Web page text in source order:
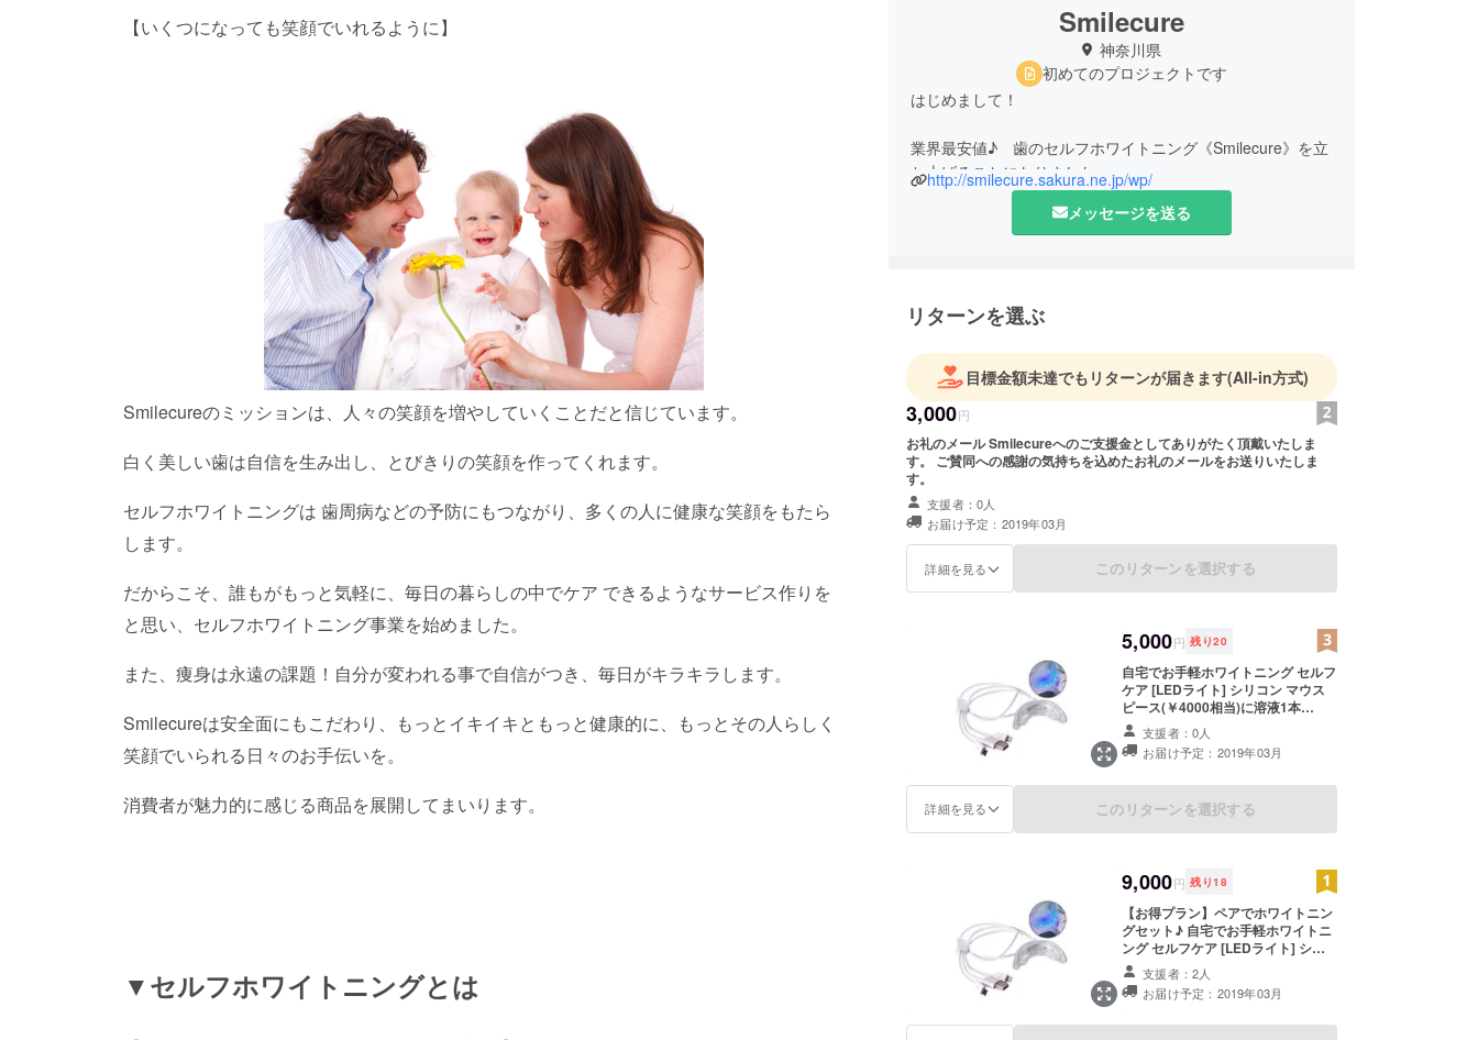
【いくつになっても笑顔でいれるように】
Smilecureのミッションは、人々の笑顔を増やしていくことだと信じています。
白く美しい歯は自信を生み出し、とびきりの笑顔を作ってくれます。
セルフホワイトニングは 歯周病などの予防にもつながり、多くの人に健康な笑顔をもたら
します。
だからこそ、誰もがもっと気軽に、毎日の暮らしの中でケア できるようなサービス作りを
と思い、セルフホワイトニング事業を始めました。
また、痩身は永遠の課題！自分が変われる事で自信がつき、毎日がキラキラします。
Smilecureは安全面にもこだわり、もっとイキイキともっと健康的に、もっとその人らしく
笑顔でいられる日々のお手伝いを。
消費者が魅力的に感じる商品を展開してまいります。
▼セルフホワイトニングとは
Smilecure
神奈川県
初めてのプロジェクトです
はじめまして！
業界最安値♪ 歯のセルフホワイトニング《Smilecure》を立
ち上げることになりました。
以前はネイルサロン経営側におりましたが、これからはサロ
らっしゃるお客様にも安く色々な美容の施術をご提供してい
収益に苦しんでいるサロン業界の方たちの助けになれれば嬉
しいです。
http://smilecure.sakura.ne.jp/wp/
メッセージを送る
リターンを選ぶ
目標金額未達でもリターンが届きます(All-in方式)
3,000円
お礼のメール Smilecureへのご支援金としてありがたく頂戴いたしま
す。 ご賛同への感謝の気持ちを込めたお礼のメールをお送りいたしま
す。
支援者：0人
お届け予定：2019年03月
詳細を見る このリターンを選択する
5,000円 残り20
自宅でお手軽ホワイトニング セルフ
ケア [LEDライト] シリコン マウス
ピース(￥4000相当)に溶液1本
(￥5000)付けてご提供！！ （USB,
スマホ電源対応） ＊送料込みでお送
りさせていただきます。
支援者：0人
お届け予定：2019年03月
詳細を見る このリターンを選択する
9,000円 残り18
【お得プラン】ペアでホワイトニン
グセット♪ 自宅でお手軽ホワイトニ
ング セルフケア [LEDライト] シリ
コン マウスピース(￥4000相当)×2
個に溶液２本(￥5000/本)付けてご提
供！！ （USB,スマホ電源対応） ＊
支援者：2人
お届け予定：2019年03月